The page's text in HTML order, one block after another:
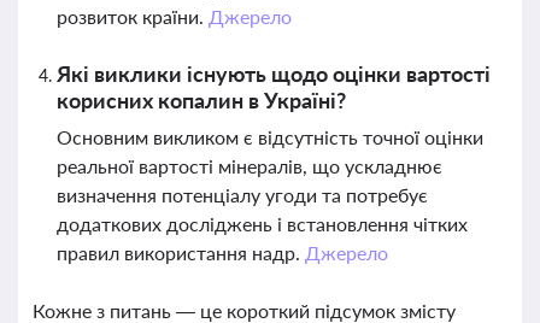
розвиток країни. Джерело
Які виклики існують щодо оцінки вартості
корисних копалин в Україні?
Основним викликом є відсутність точної оцінки
реальної вартості мінералів, що ускладнює
визначення потенціалу угоди та потребує
додаткових досліджень і встановлення чітких
правил використання надр. Джерело
Кожне з питань — це короткий підсумок змісту